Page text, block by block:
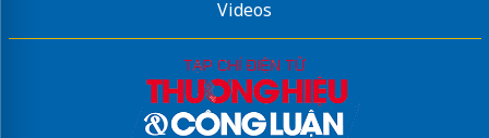
Videos